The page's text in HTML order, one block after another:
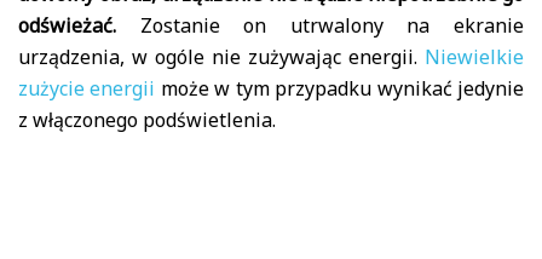
odświeżać. Zostanie on utrwalony na ekranie
urządzenia, w ogóle nie zużywając energii. Niewielkie
zużycie energii może w tym przypadku wynikać jedynie
z włączonego podświetlenia.